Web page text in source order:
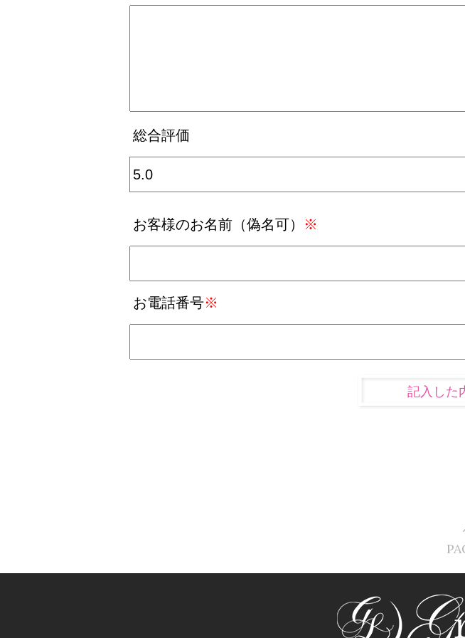
総合評価
お客様のお名前（偽名可） ※
お電話番号※